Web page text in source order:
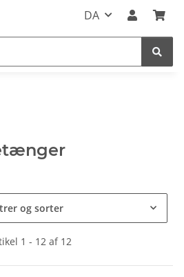
DA
og sorter
1 - 12 af 12